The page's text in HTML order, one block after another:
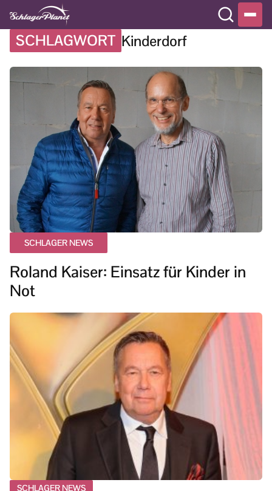
SCHLAGWORT Kinderdorf
SCHLAGER NEWS
Roland Kaiser: Einsatz für Kinder in
Not
SCHLAGER NEWS